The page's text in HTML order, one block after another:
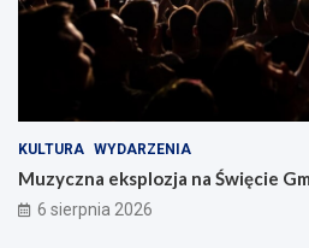
KULTURA WYDARZENIA
Muzyczna eksplozja na Święcie
6 sierpnia 2026